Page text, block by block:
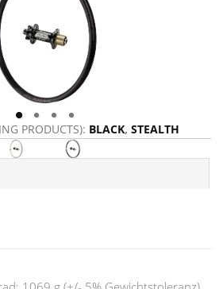
PRODUCTS): BLACK, STEALTH